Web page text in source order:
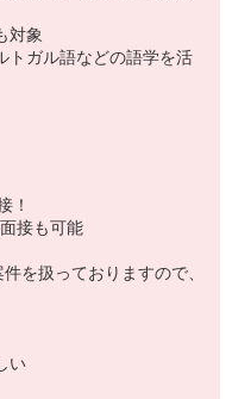
対象
トガル語などの語学を活
！
接も可能
を扱っておりますので、
い